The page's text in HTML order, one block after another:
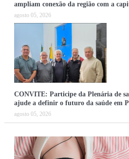
ampliam conexão da região com a
agosto 05, 2026
CONVITE: Participe da Plenária de
ajude a definir o futuro da saúde em
agosto 05, 2026